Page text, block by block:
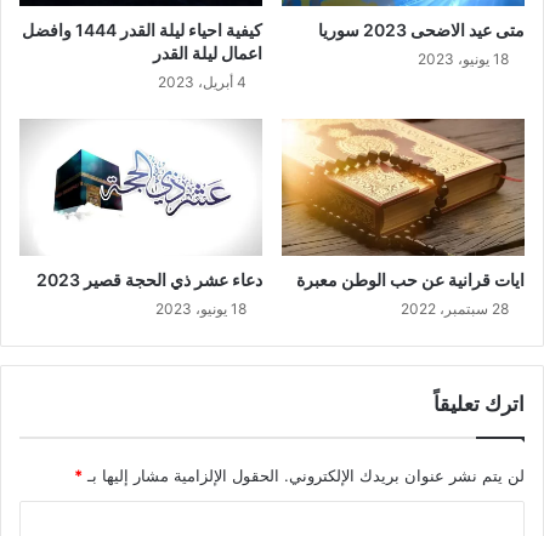
متى عيد الاضحى 2023 سوريا
18 يونيو، 2023
كيفية احياء ليلة القدر 1444 وافضل
اعمال ليلة القدر
4 أبريل، 2023
ايات قرانية عن حب الوطن معبرة
28 سبتمبر، 2022
دعاء عشر ذي الحجة قصير 2023
18 يونيو، 2023
اترك تعليقاً
لن يتم نشر عنوان بريدك الإلكتروني. الحقول الإلزامية مشار إليها بـ *